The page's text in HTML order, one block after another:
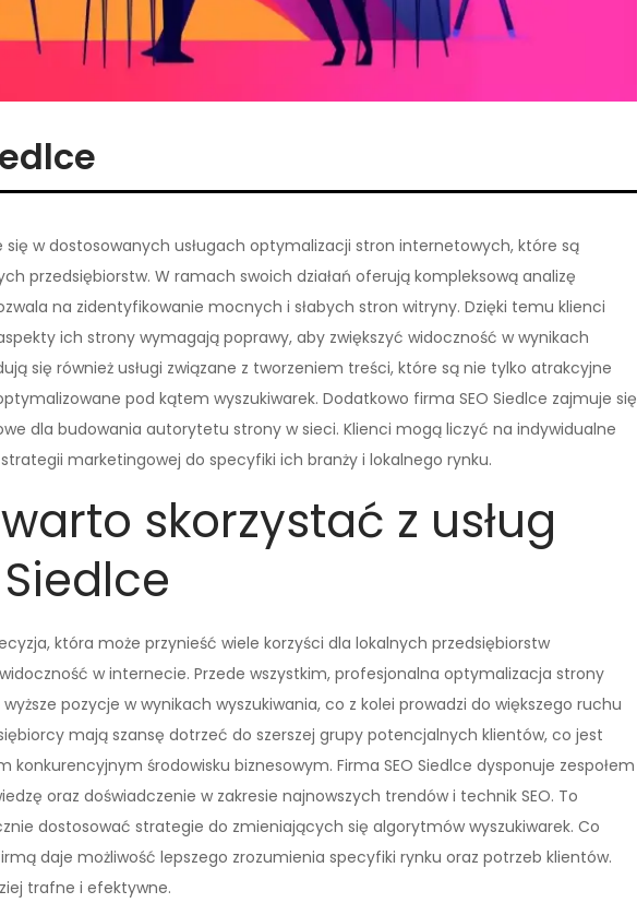
się w dostosowanych usługach optymalizacji stron internetowych, które są
przedsiębiorstw. W ramach swoich działań oferują kompleksową analizę
na zidentyfikowanie mocnych i słabych stron witryny. Dzięki temu klienci
ich strony wymagają poprawy, aby zwiększyć widoczność w wynikach
się również usługi związane z tworzeniem treści, które są nie tylko atrakcyjne
pod kątem wyszukiwarek. Dodatkowo firma SEO Siedlce zajmuje się
dla budowania autorytetu strony w sieci. Klienci mogą liczyć na indywidualne
marketingowej do specyfiki ich branży i lokalnego rynku.
skorzystać z usług
która może przynieść wiele korzyści dla lokalnych przedsiębiorstw
w internecie. Przede wszystkim, profesjonalna optymalizacja strony
pozycje w wynikach wyszukiwania, co z kolei prowadzi do większego ruchu
mają szansę dotrzeć do szerszej grupy potencjalnych klientów, co jest
konkurencyjnym środowisku biznesowym. Firma SEO Siedlce dysponuje zespołem
oraz doświadczenie w zakresie najnowszych trendów i technik SEO. To
dostosować strategie do zmieniających się algorytmów wyszukiwarek. Co
daje możliwość lepszego zrozumienia specyfiki rynku oraz potrzeb klientów.
trafne i efektywne.